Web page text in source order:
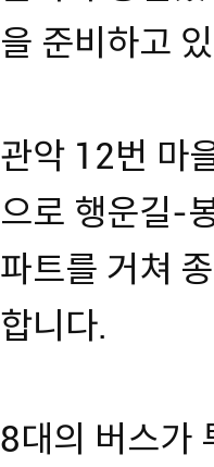
을 준비하고
관악 12번 마
으로 행운길-
파트를 거쳐
합니다.
8대의 버스가